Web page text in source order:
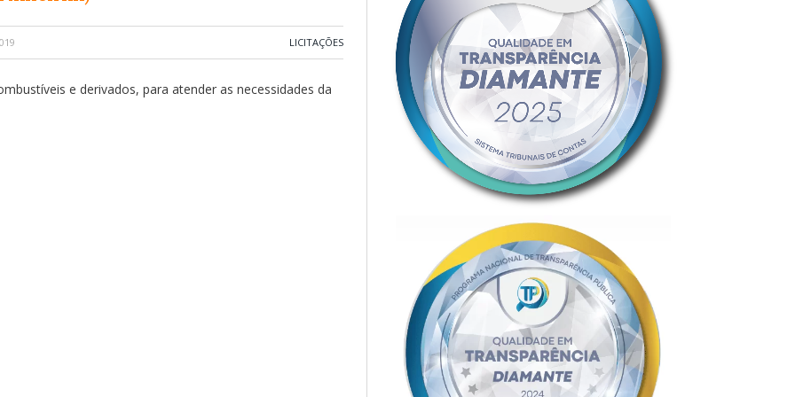
LICITAÇÕES
e derivados, para atender as necessidades da